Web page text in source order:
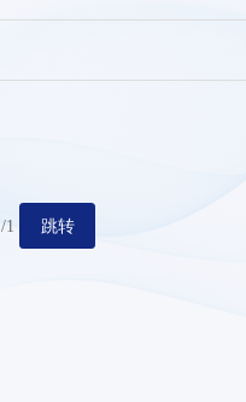
/1 跳转